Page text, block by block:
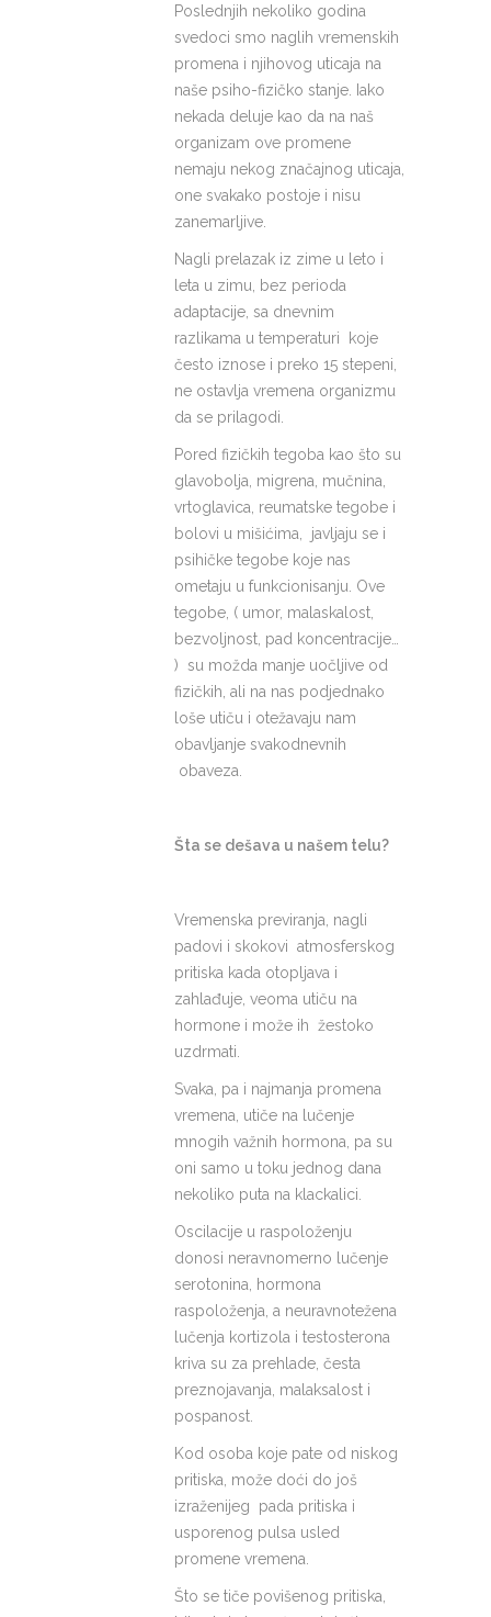
Poslednjih nekoliko godina
svedoci smo naglih vremenskih
promena i njihovog uticaja na
naše psiho-fizičko stanje. Iako
nekada deluje kao da na naš
organizam ove promene
nemaju nekog značajnog uticaja,
one svakako postoje i nisu
zanemarljive.
Nagli prelazak iz zime u leto i
leta u zimu, bez perioda
adaptacije, sa dnevnim
razlikama u temperaturi koje
često iznose i preko 15 stepeni,
ne ostavlja vremena organizmu
da se prilagodi.
Pored fizičkih tegoba kao što su
glavobolja, migrena, mučnina,
vrtoglavica, reumatske tegobe i
bolovi u mišićima, javljaju se i
psihičke tegobe koje nas
ometaju u funkcionisanju. Ove
tegobe, ( umor, malaskalost,
bezvoljnost, pad koncentracije…
) su možda manje uočljive od
fizičkih, ali na nas podjednako
loše utiču i otežavaju nam
obavljanje svakodnevnih
obaveza.
Šta se dešava u našem telu?
Vremenska previranja, nagli
padovi i skokovi atmosferskog
pritiska kada otopljava i
zahlađuje, veoma utiču na
hormone i može ih žestoko
uzdrmati.
Svaka, pa i najmanja promena
vremena, utiče na lučenje
mnogih važnih hormona, pa su
oni samo u toku jednog dana
nekoliko puta na klackalici.
Oscilacije u raspoloženju
donosi neravnomerno lučenje
serotonina, hormona
raspoloženja, a neuravnotežena
lučenja kortizola i testosterona
kriva su za prehlade, česta
preznojavanja, malaksalost i
pospanost.
Kod osoba koje pate od niskog
pritiska, može doći do još
izraženijeg pada pritiska i
usporenog pulsa usled
promene vremena.
Što se tiče povišenog pritiska,